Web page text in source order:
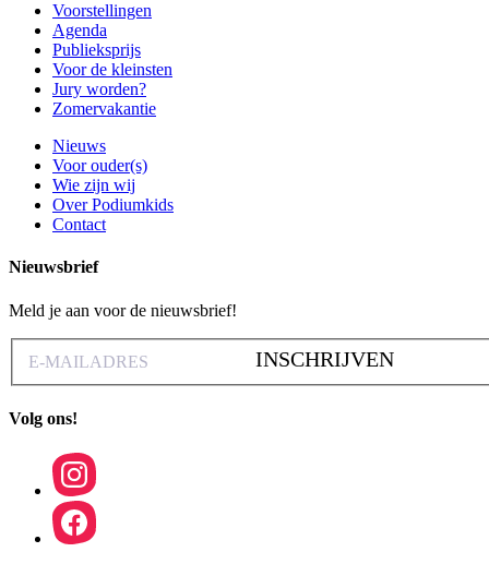
Voorstellingen
Agenda
Publieksprijs
Voor de kleinsten
Jury worden?
Zomervakantie
Nieuws
Voor ouder(s)
Wie zijn wij
Over Podiumkids
Contact
Nieuwsbrief
Meld je aan voor de nieuwsbrief!
INSCHRIJVEN
Volg ons!